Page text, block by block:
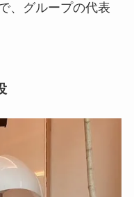
、グループの代表